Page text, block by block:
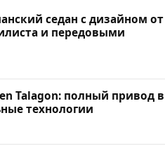
седан с дизайном от
и передовыми
Talagon: полный привод в
технологии